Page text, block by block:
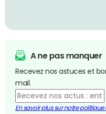
A ne pas manquer
Recevez nos astuces et
mail.
En savoir plus sur notre